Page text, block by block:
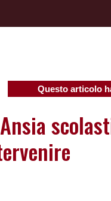
Questo articolo